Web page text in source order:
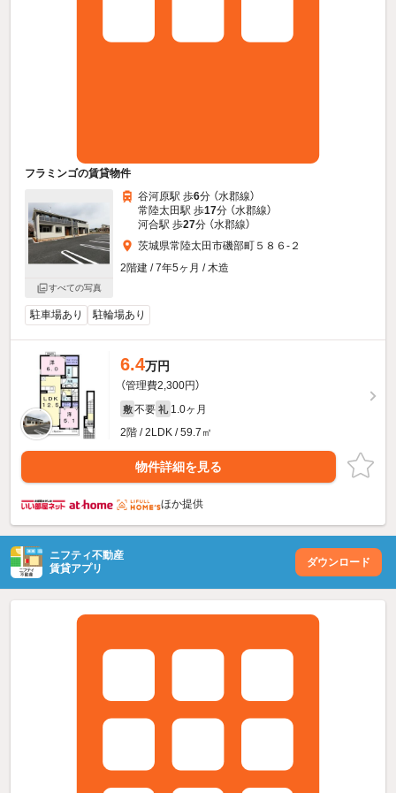
フラミンゴの賃貸物件
すべての写真
谷河原駅 歩6分 （水郡線）
常陸太田駅 歩17分 （水郡線）
河合駅 歩27分 （水郡線）
茨城県常陸太田市磯部町５８６-２
2階建 / 7年5ヶ月 / 木造
駐車場あり 駐輪場あり
6.4万円
（管理費2,300円）
敷 不要 礼 1.0ヶ月
2階 / 2LDK / 59.7㎡
物件詳細を見る
ほか提供
ニフティ不動産
賃貸アプリ
ダウンロード